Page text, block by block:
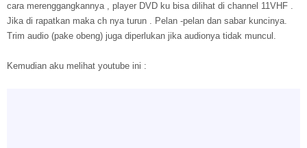
cara merenggangkannya , player DVD ku bisa dilihat di channel 11VHF .
Jika di rapatkan maka ch nya turun . Pelan -pelan dan sabar kuncinya.
Trim audio (pake obeng) juga diperlukan jika audionya tidak muncul.
Kemudian aku melihat youtube ini :